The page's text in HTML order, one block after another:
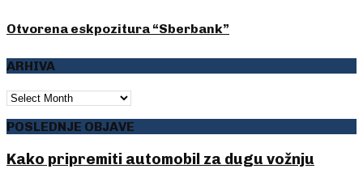
Otvorena eskpozitura “Sberbank”
ARHIVA
ARHIVA
POSLEDNJE OBJAVE
Kako pripremiti automobil za dugu vožnju